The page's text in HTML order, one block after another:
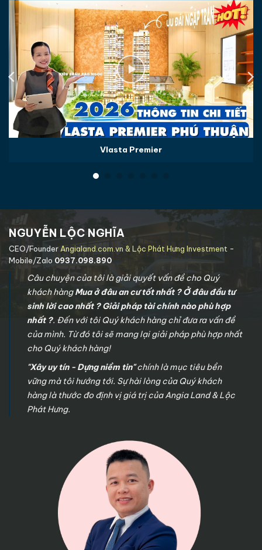
Vlasta Premier
NGUYỄN LỘC NGHĨA
CEO/FounderAngialand.com.vn & Lộc Phát Hưng Investment -
Mobile/Zalo 0937.098.890
Câu chuyện của tôi là giải quyết vấn đề cho Quý
khách hàngMua ở đâu an cư tốt nhất ? Ở đâu đầu tư
sinh lời cao nhất ? Giải pháp tài chính nào phù hợp
nhất ?. Đến với tôi Quý khách hàng chỉ đưa ra vấn đề
của mình. Từ đó tôi sẽ mang lại giải pháp phù hợp nhất
cho Quý khách hàng!
"Xây uy tín - Dựng niềm tin"chính là mục tiêu bền
vững mà tôi hướng tới. Sự hài lòng của Quý khách
hàng là thước đo định vị giá trị của Angia Land & Lộc
Phát Hưng.